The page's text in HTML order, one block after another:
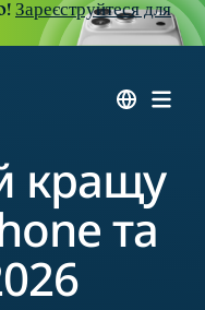
Зареєструйтеся для
кращу
та